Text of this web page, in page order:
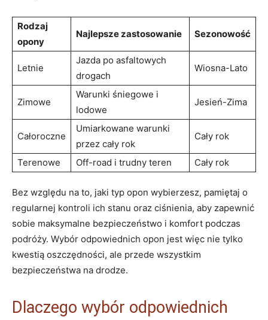
Rodzaj
opony
Najlepsze zastosowanie Sezonowość
Letnie
Jazda po asfaltowych
drogach
Wiosna-Lato
Zimowe
Warunki śniegowe i
lodowe
Jesień-Zima
Całoroczne
Umiarkowane warunki
przez cały rok
Cały rok
Terenowe Off-road i trudny teren Cały rok
Bez względu na to, jaki typ opon wybierzesz, pamiętaj o
regularnej kontroli ich stanu oraz ciśnienia, aby zapewnić
sobie maksymalne bezpieczeństwo i komfort podczas
podróży. Wybór odpowiednich opon jest więc nie tylko
kwestią oszczędności, ale przede wszystkim
bezpieczeństwa na drodze.
Dlaczego wybór odpowiednich